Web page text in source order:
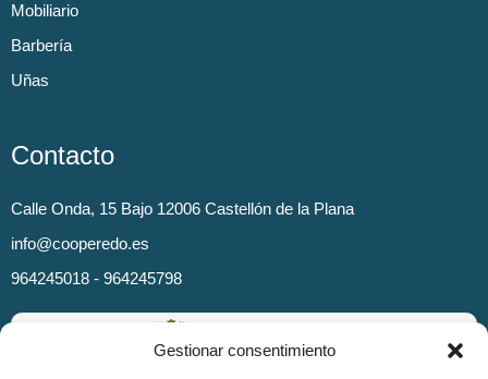
Gestionar consentimiento
Mobiliario
Barbería
Uñas
Contacto
Calle Onda, 15 Bajo 12006 Castellón de la Plana
info@cooperedo.es
964245018 - 964245798